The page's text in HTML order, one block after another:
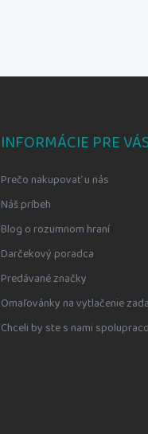
INFORMÁCIE PRE
Prečo nakupovať u nás
Náš príbeh
Blog o rozumnom hraní
Darčekový poradca
Predávané značky
Omaľovánky na vytlačenie
Chceli by ste s nami